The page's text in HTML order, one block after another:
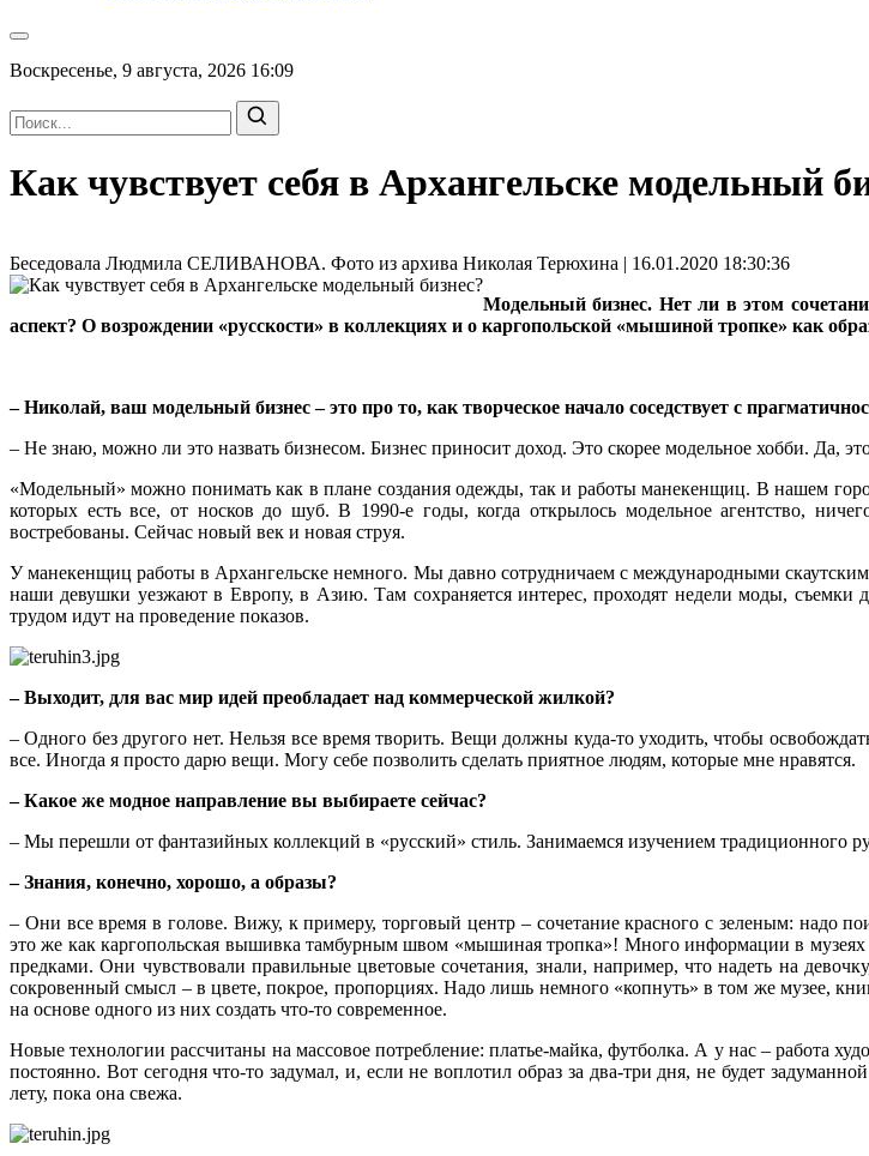
Воскресенье, 9 августа, 2026 16:09
Как чувствует себя в Архангельске модельный
Беседовала Людмила СЕЛИВАНОВА. Фото из архива Николая Терюхина | 16.01.2020 18:30:36
Модельный бизнес. Нет ли в этом
аспект? О возрождении «русскости» в коллекциях и о каргопольской «мышиной тропке» как
– Николай, ваш модельный бизнес – это про то, как творческое начало соседствует с
– Не знаю, можно ли это назвать бизнесом. Бизнес приносит доход. Это скорее модельное хобби. Да,
«Модельный» можно понимать как в плане создания одежды, так и работы манекенщиц. В нашем
которых есть все, от носков до шуб. В 1990-е годы, когда открылось модельное агентство,
востребованы. Сейчас новый век и новая струя.
У манекенщиц работы в Архангельске немного. Мы давно сотрудничаем с международными
наши девушки уезжают в Европу, в Азию. Там сохраняется интерес, проходят недели моды, съемки
трудом идут на проведение показов.
– Выходит, для вас мир идей преобладает над коммерческой жилкой?
– Одного без другого нет. Нельзя все время творить. Вещи должны куда-то уходить, чтобы
все. Иногда я просто дарю вещи. Могу себе позволить сделать приятное людям, которые мне нравятся.
– Какое же модное направление вы выбираете сейчас?
– Мы перешли от фантазийных коллекций в «русский» стиль. Занимаемся изучением традиционного
– Знания, конечно, хорошо, а образы?
– Они все время в голове. Вижу, к примеру, торговый центр – сочетание красного с зеленым: надо
это же как каргопольская вышивка тамбурным швом «мышиная тропка»! Много информации в
предками. Они чувствовали правильные цветовые сочетания, знали, например, что надеть на
сокровенный смысл – в цвете, покрое, пропорциях. Надо лишь немного «копнуть» в том же музее,
на основе одного из них создать что-то современное.
Новые технологии рассчитаны на массовое потребление: платье-майка, футболка. А у нас – работа
постоянно. Вот сегодня что-то задумал, и, если не воплотил образ за два-три дня, не будет
лету, пока она свежа.